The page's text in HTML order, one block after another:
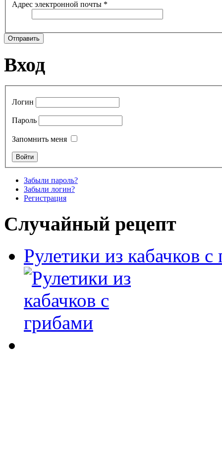
Адрес электронной почты *
Отправить
Вход
Логин
Пароль
Запомнить меня
Забыли пароль?
Забыли логин?
Регистрация
Случайный рецепт
Рулетики из кабачков